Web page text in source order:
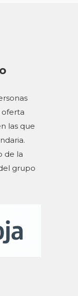
oferta
las que
de la
grupo